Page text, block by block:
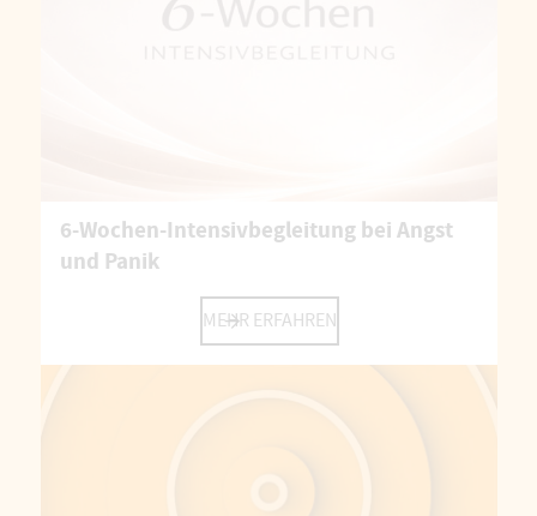
6-Wochen-Intensivbegleitung bei Angst
und Panik
MEHR ERFAHREN